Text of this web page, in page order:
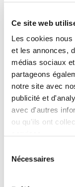
Ce site web
Les cookies nous
et les annonces,
médias sociaux
partageons
notre site avec
publicité et
avec d'autres
ou qu'ils ont
Nécessaires
DeepL permet
completstout
originale,
différentes
Exemple
Une entreprise
document
version
prête pour une